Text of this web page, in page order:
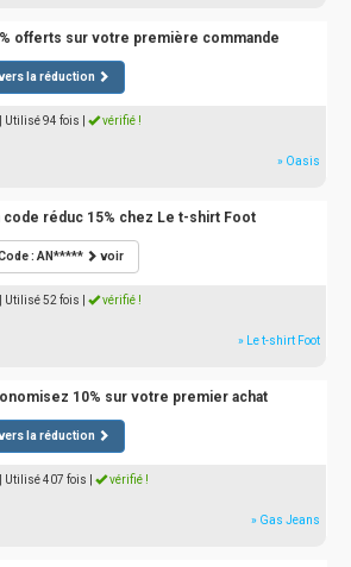
offerts sur votre première commande
la réduction
| Utilisé 94 fois vérifié !
» Oasis
code réduc 15% chez Le t-shirt Foot
: AN***** voir
| Utilisé 52 fois vérifié !
» Le t-shirt Foot
10% sur votre premier achat
la réduction
| Utilisé 407 fois vérifié !
» Gas Jeans